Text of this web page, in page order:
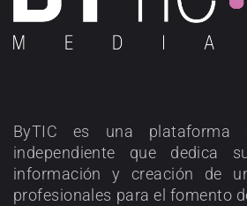
ByTIC es una plataforma
independiente que dedica
información y creación de
profesionales para el fomento